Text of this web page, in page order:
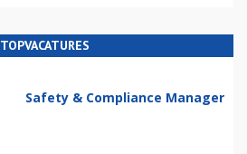
TOPVACATURES
Safety & Compliance Manager